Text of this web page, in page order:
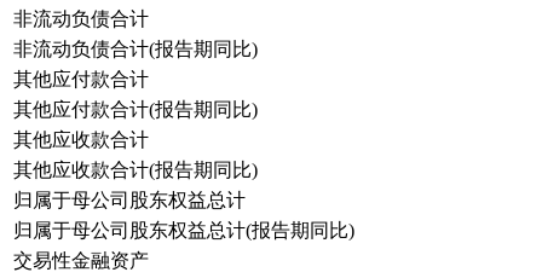
非流动负债合计
非流动负债合计(报告期同比)
其他应付款合计
其他应付款合计(报告期同比)
其他应收款合计
其他应收款合计(报告期同比)
归属于母公司股东权益总计
归属于母公司股东权益总计(报告期同比)
交易性金融资产